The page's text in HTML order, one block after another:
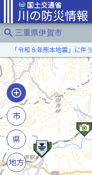
search 三重県伊賀市
「令和８年熊本地震」に伴
市
県
地方